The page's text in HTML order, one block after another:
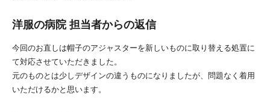
洋服の病院 担当者からの返信
今回のお直しは帽子のアジャスターを新しいものに取り替える処置に
て対応させていただきました。
元のものとは少しデザインの違うものになりましたが、問題なく着用
いただけるかと思います。